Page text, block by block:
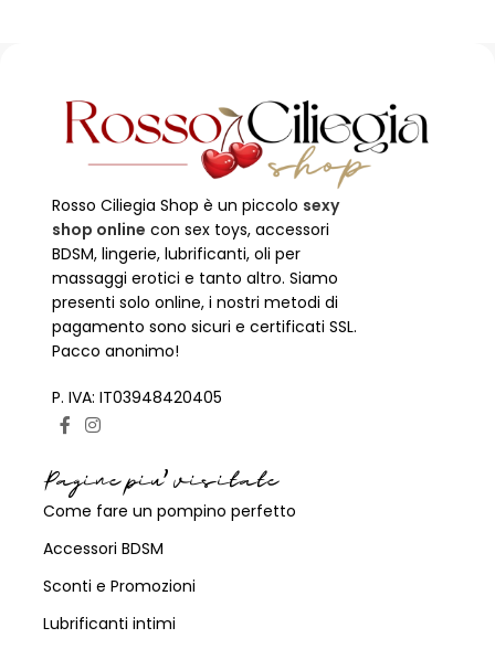
Rosso Ciliegia Shop è un piccolo sexy
shop online con sex toys, accessori
BDSM, lingerie, lubrificanti, oli per
massaggi erotici e tanto altro. Siamo
presenti solo online, i nostri metodi di
pagamento sono sicuri e certificati SSL.
Pacco anonimo!
P. IVA: IT03948420405
Pagine piu' visitate
Come fare un pompino perfetto
Accessori BDSM
Sconti e Promozioni
Lubrificanti intimi